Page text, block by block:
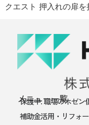
クエスト 押入れの扉
メニュー一覧
保護中: 職場のホゼン
補助金活用・リフォ